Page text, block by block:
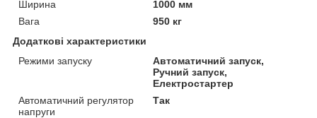
Ширина
1000 мм
Вага
950 кг
Додаткові характеристики
Режими запуску
Автоматичний запуск,
Ручний запуск,
Електростартер
Автоматичний регулятор
напруги
Так